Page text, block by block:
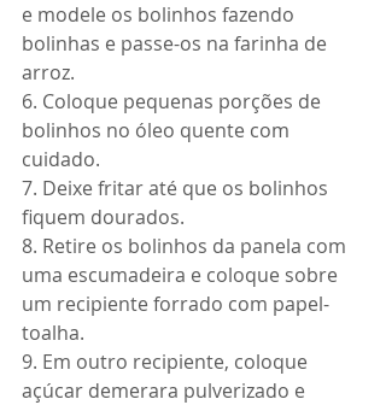
e modele os bolinhos fazendo
bolinhas e passe-os na farinha de
arroz.
6. Coloque pequenas porções de
bolinhos no óleo quente com
cuidado.
7. Deixe fritar até que os bolinhos
fiquem dourados.
8. Retire os bolinhos da panela com
uma escumadeira e coloque sobre
um recipiente forrado com papel-
toalha.
9. Em outro recipiente, coloque
açúcar demerara pulverizado e